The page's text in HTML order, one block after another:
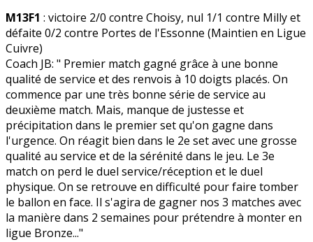
M13F1 : victoire 2/0 contre Choisy, nul 1/1 contre Milly et
défaite 0/2 contre Portes de l'Essonne (Maintien en Ligue
Cuivre)
Coach JB: " Premier match gagné grâce à une bonne
qualité de service et des renvois à 10 doigts placés. On
commence par une très bonne série de service au
deuxième match. Mais, manque de justesse et
précipitation dans le premier set qu'on gagne dans
l'urgence. On réagit bien dans le 2e set avec une grosse
qualité au service et de la sérénité dans le jeu. Le 3e
match on perd le duel service/réception et le duel
physique. On se retrouve en difficulté pour faire tomber
le ballon en face. Il s'agira de gagner nos 3 matches avec
la manière dans 2 semaines pour prétendre à monter en
ligue Bronze..."